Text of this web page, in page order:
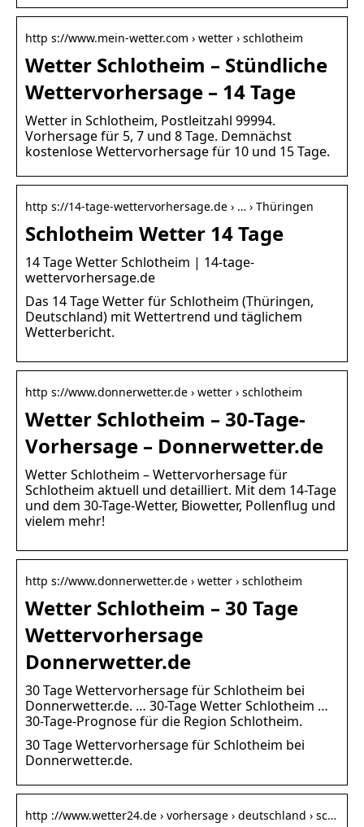
http s://www.mein-wetter.com › wetter › schlotheim
Wetter Schlotheim – Stündliche
Wettervorhersage – 14 Tage
Wetter in Schlotheim, Postleitzahl 99994.
Vorhersage für 5, 7 und 8 Tage. Demnächst
kostenlose Wettervorhersage für 10 und 15 Tage.
http s://14-tage-wettervorhersage.de › … › Thüringen
Schlotheim Wetter 14 Tage
14 Tage Wetter Schlotheim | 14-tage-
wettervorhersage.de
Das 14 Tage Wetter für Schlotheim (Thüringen,
Deutschland) mit Wettertrend und täglichem
Wetterbericht.
http s://www.donnerwetter.de › wetter › schlotheim
Wetter Schlotheim – 30-Tage-
Vorhersage – Donnerwetter.de
Wetter Schlotheim – Wettervorhersage für
Schlotheim aktuell und detailliert. Mit dem 14-Tage
und dem 30-Tage-Wetter, Biowetter, Pollenflug und
vielem mehr!
http s://www.donnerwetter.de › wetter › schlotheim
Wetter Schlotheim – 30 Tage
Wettervorhersage
Donnerwetter.de
30 Tage Wettervorhersage für Schlotheim bei
Donnerwetter.de. … 30-Tage Wetter Schlotheim …
30-Tage-Prognose für die Region Schlotheim.
30 Tage Wettervorhersage für Schlotheim bei
Donnerwetter.de.
http ://www.wetter24.de › vorhersage › deutschland › sc…